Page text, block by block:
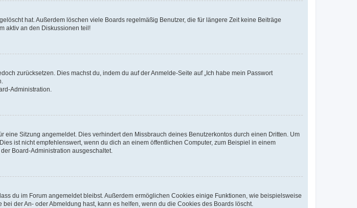
hat. Außerdem löschen viele Boards regelmäßig Benutzer, die für längere Zeit keine Beiträge
aktiv an den Diskussionen teil!
zurücksetzen. Dies machst du, indem du auf der Anmelde-Seite auf „Ich habe mein Passwort
Administration.
Sitzung angemeldet. Dies verhindert den Missbrauch deines Benutzerkontos durch einen Dritten. Um
ist nicht empfehlenswert, wenn du dich an einem öffentlichen Computer, zum Beispiel in einem
Board-Administration ausgeschaltet.
du im Forum angemeldet bleibst. Außerdem ermöglichen Cookies einige Funktionen, wie beispielsweise
der An- oder Abmeldung hast, kann es helfen, wenn du die Cookies des Boards löscht.